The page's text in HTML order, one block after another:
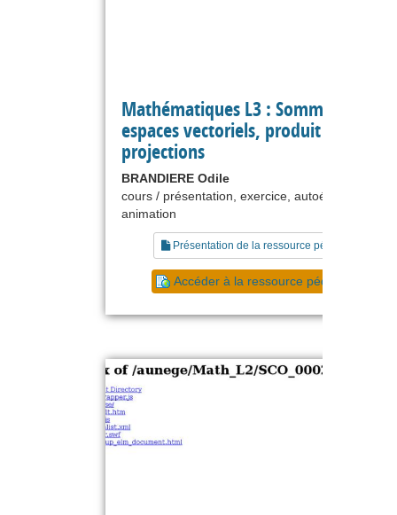
Mathématiques L3 : Somme de
espaces vectoriels, produit scalaire,
projections
BRANDIERE Odile
cours / présentation, exercice, autoévaluation,
animation
Présentation de la ressource pédagogique
Accéder à la ressource pédagogique